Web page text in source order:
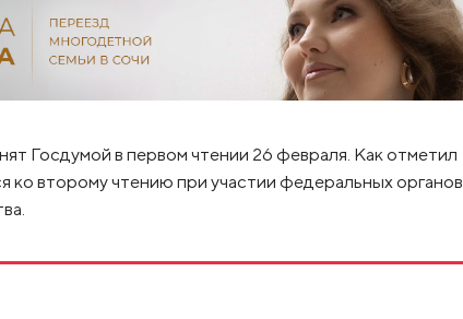
Госдумой в первом чтении 26 февраля. Как отметил
ко второму чтению при участии федеральных органов